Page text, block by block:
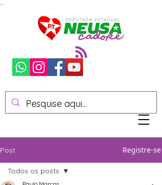
Post Registre-se
Todos os posts